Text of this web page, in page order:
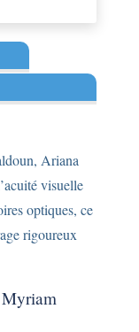
Ariana
visuelle
optiques, ce
rigoureux